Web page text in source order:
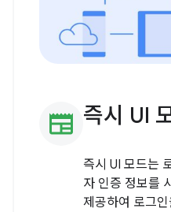
newspaper 즉시 UI
즉시 UI 모드는
자 인증 정보를
제공하여 로그